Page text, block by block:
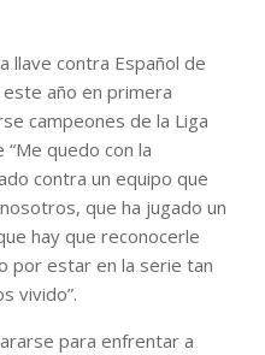
llave contra Español de
año en primera
campeones de la Liga
quedo con la
contra un equipo que
que ha jugado un
hay que reconocerle
por estar en la serie tan
vivido”.
para enfrentar a